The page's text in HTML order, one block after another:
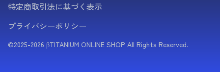
特定商取引法に基づく表示
プライバシーポリシー
©2025-2026 βTITANIUM ONLINE SHOP All Rights Reserved.